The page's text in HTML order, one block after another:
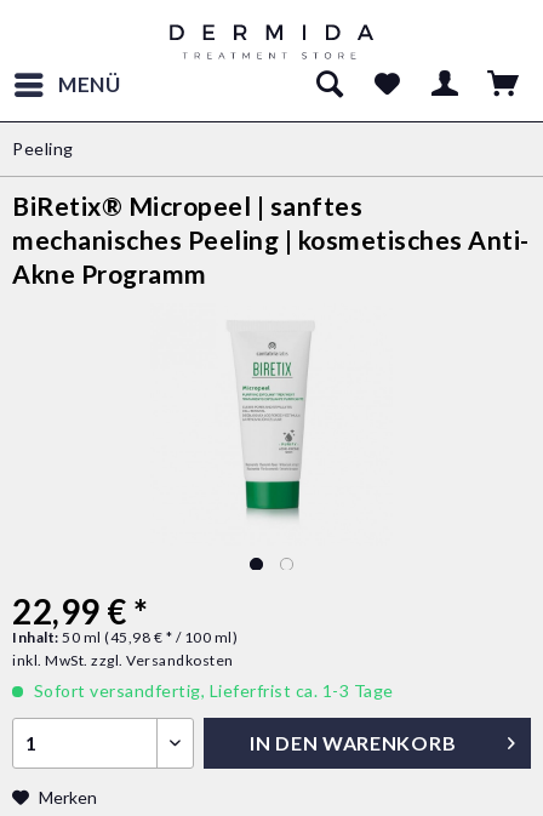
MENÜ
Peeling
BiRetix® Micropeel | sanftes
mechanisches Peeling | kosmetisches Anti-
Akne Programm
22,99 € *
Inhalt: 50 ml (45,98 € * / 100 ml)
inkl. MwSt. zzgl. Versandkosten
Sofort versandfertig, Lieferfrist ca. 1-3 Tage
IN DEN WARENKORB
Merken